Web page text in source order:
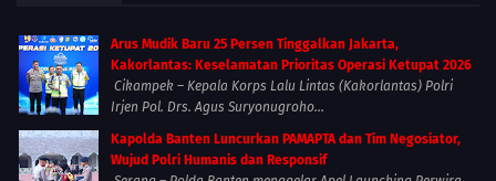
Arus Mudik Baru 25 Persen Tinggalkan Jakarta,
Kakorlantas: Keselamatan Prioritas Operasi Ketupat 2026
Cikampek – Kepala Korps Lalu Lintas (Kakorlantas) Polri
Irjen Pol. Drs. Agus Suryonugroho...
Kapolda Banten Luncurkan PAMAPTA dan Tim Negosiator,
Wujud Polri Humanis dan Responsif